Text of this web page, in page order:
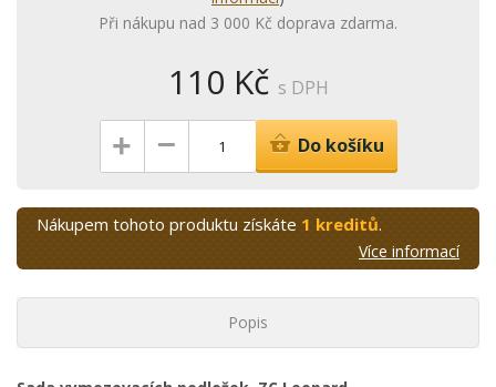
Při nákupu nad 3 000 Kč doprava zdarma.
110 Kč s DPH
+ – Do košíku
Nákupem tohoto produktu získáte 1 kreditů.
Více informací
Popis